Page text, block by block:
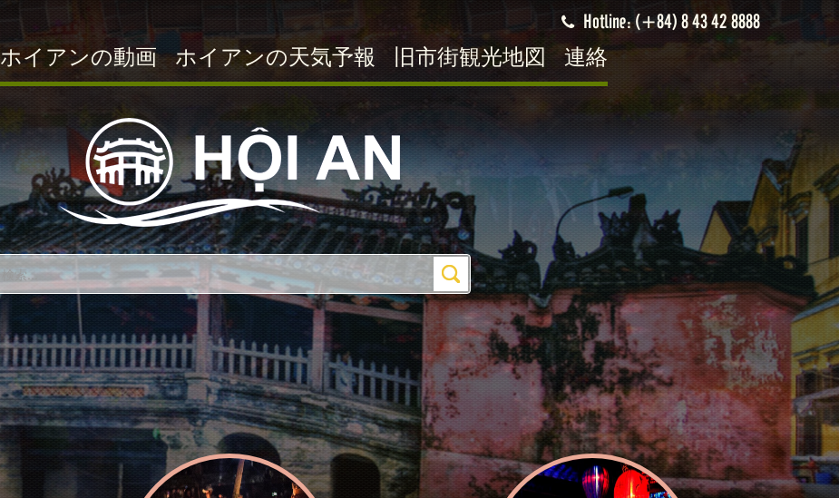
Hotline: (+84) 8 43 42 8888
ホイアンの動画 ホイアンの天気予報 旧市街観光地図 連絡